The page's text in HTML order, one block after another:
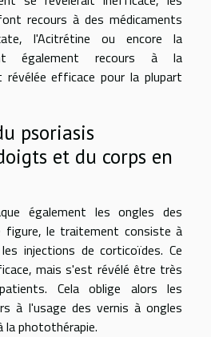
recours à des médicaments
l'Acitrétine ou encore la
également recours à la
efficace pour la plupart
psoriasis
et du corps en
également les ongles des
figure, le traitement consiste à
injections de corticoïdes. Ce
mais s'est révélé être très
Cela oblige alors les
à l'usage des vernis à ongles
la photothérapie.